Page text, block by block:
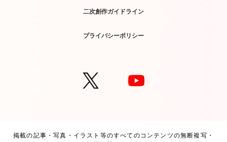
二次創作ガイドライン
プライバシーポリシー
掲載の記事・写真・イラスト等のすべてのコンテンツの無断複写・